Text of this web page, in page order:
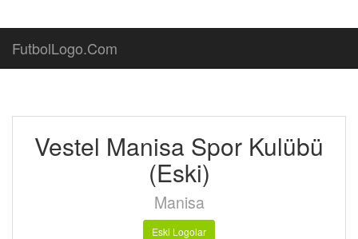
FutbolLogo.Com
Vestel Manisa Spor Kulübü
(Eski)
Manisa
Eski Logolar